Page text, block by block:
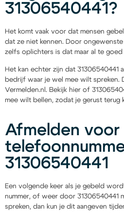
31306540441?
Het komt vaak voor dat mensen
dat ze niet kennen. Door
zelfs oplichters is dat maar al te
Het kan echter zijn dat 31306540441
bedrijf waar je wel mee wilt spreken.
Vermelden.nl. Bekijk hier of
mee wilt bellen, zodat je gerust terug
Afmelden voor
31306540441
Een volgende keer als je gebeld
nummer, of weer door 31306540441
spreken, dan kun je dit aangeven